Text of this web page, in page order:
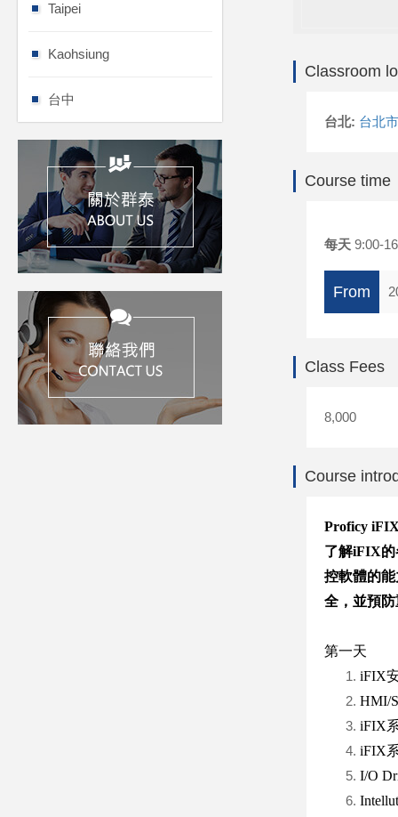
Taipei
Kaohsiung
台中
Classroom
台北: 台北
Course time
每天 9:00-
From
Class Fees
8,000
Course
Proficy
了解iFIX的
控軟體的
全，並預
第一天
iFIX
HMI/
iFIX
iFIX
I/O